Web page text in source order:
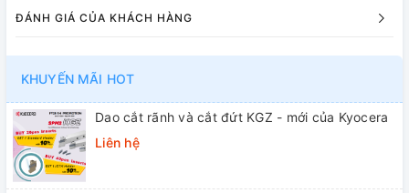
ĐÁNH GIÁ CỦA KHÁCH HÀNG
KHUYẾN MÃI HOT
Dao cắt rãnh và cắt đứt KGZ - mới của Kyocera
Liên hệ